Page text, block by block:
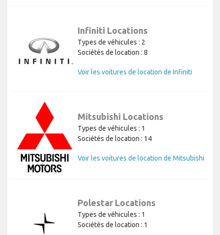
Infiniti Locations
Types de véhicules : 2
Sociétés de location : 8
Voir les voitures de location de Infiniti
Mitsubishi Locations
Types de véhicules : 1
Sociétés de location : 14
Voir les voitures de location de Mitsubishi
Polestar Locations
Types de véhicules : 1
Sociétés de location : 1